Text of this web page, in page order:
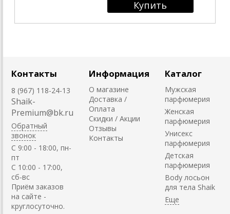
Контакты
8 (967) 118-24-13
Shaik-
Premium@bk.ru
Обратный
звонок
C 9:00 - 18:00, пн-
пт
С 10:00 - 17:00,
сб-вс
Приём заказов
на сайте -
круглосуточно.
Информация
О магазине
Доставка /
Оплата
Скидки / Акции
Отзывы
Контакты
Каталог
Мужская
парфюмерия
Женская
парфюмерия
Унисекс
парфюмерия
Детская
парфюмерия
Body лосьон
для тела Shaik